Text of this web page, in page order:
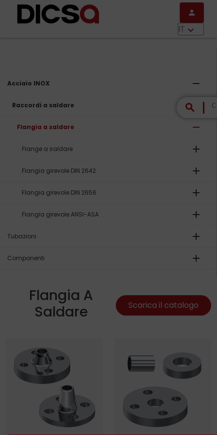
Salta al contenuto principale
person
IT keyboard_arrow_down
search
Acciaio INOX remove
Raccordi a saldare remove
Flangia a saldare remove
Flange a saldare add
Flangia girevole DIN 2642 add
Flangia girevole DIN 2656 add
Flangia girevole ANSI-ASA add
Tubazioni add
Componenti add
Flangia A
Saldare
Scarica il catalogo